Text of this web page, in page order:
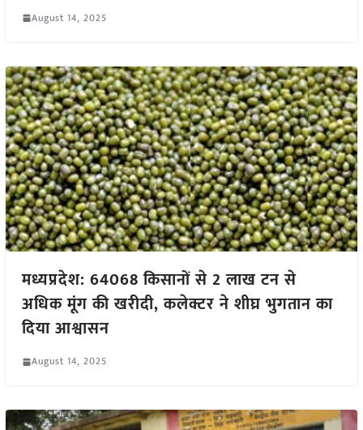
August 14, 2025
मध्यप्रदेश: 64068 किसानों से 2 लाख टन से
अधिक मूंग की खरीदी, कलेक्टर ने शीघ्र भुगतान का
दिया आश्वासन
August 14, 2025